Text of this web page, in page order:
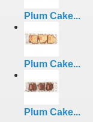
Plum Cake...
Plum Cake...
Plum Cake...